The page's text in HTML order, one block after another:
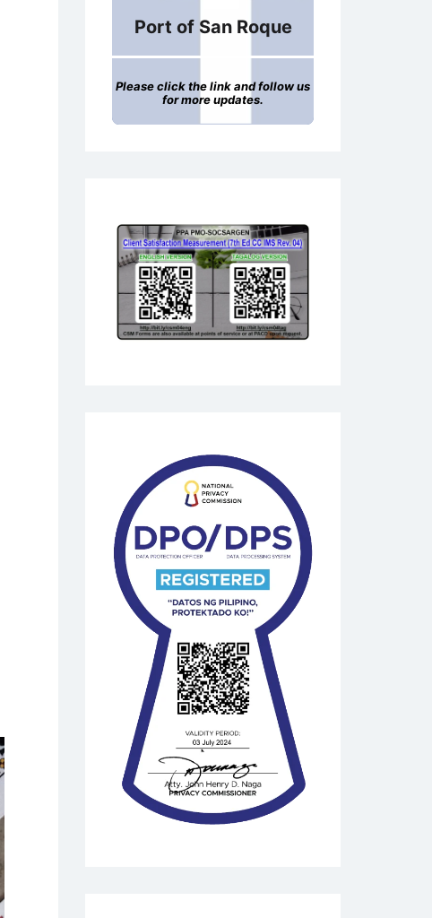
Port of San Roque
Please click the link and follow us
for more updates.